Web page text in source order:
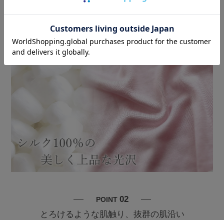
が、だからこそ光沢がありすぎる生地が苦手な方にもおすすめなシル
POINT 02
とろけるような肌触り、抜群の肌沿い